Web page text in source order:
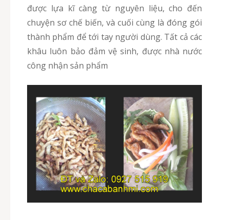
được lựa kĩ càng từ nguyên liệu, cho đến
chuyện sơ chế biến, và cuối cùng là đóng gói
thành phẩm để tới tay người dùng. Tất cả các
khâu luôn bảo đảm vệ sinh, được nhà nước
công nhận sản phẩm